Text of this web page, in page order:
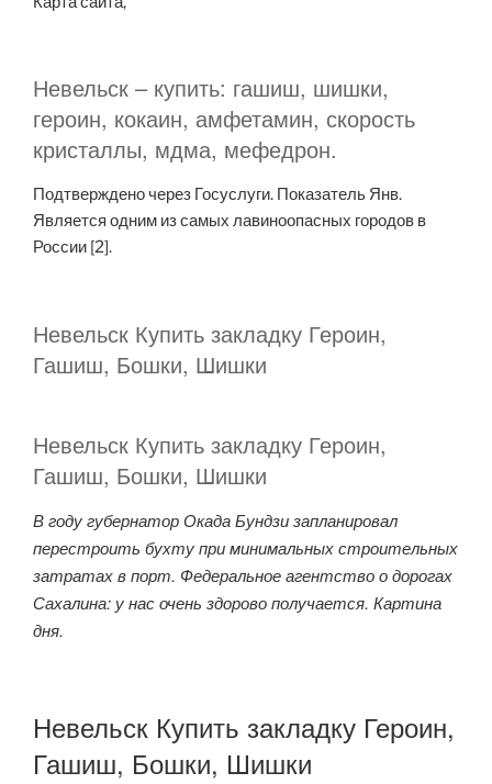
Невельск – купить: гашиш, шишки,
героин, кокаин, амфетамин, скорость
кристаллы, мдма, мефедрон.
Подтверждено через Госуслуги. Показатель Янв.
Является одним из самых лавиноопасных городов в
России [2].
Невельск Купить закладку Героин,
Гашиш, Бошки, Шишки
Невельск Купить закладку Героин,
Гашиш, Бошки, Шишки
В году губернатор Окада Бундзи запланировал
перестроить бухту при минимальных строительных
затратах в порт. Федеральное агентство о дорогах
Сахалина: у нас очень здорово получается. Картина
дня.
Невельск Купить закладку Героин,
Гашиш, Бошки, Шишки